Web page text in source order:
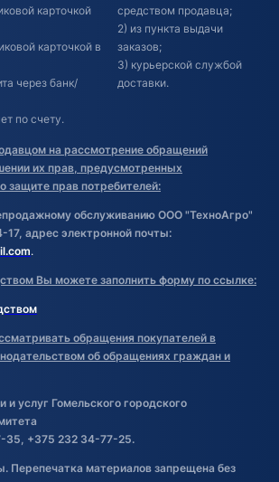
карточкой
карточкой в
через банк/
по счету.
средством продавца;
2) из пункта выдачи
заказов;
3) курьерской службой
доставки.
на рассмотрение обращений
их прав, предусмотренных
защите прав потребителей:
обслуживанию ООО "ТехноАгро"
адрес электронной почты:
.
Вы можете заполнить форму по ссылке:
обращения покупателей в
об обращениях граждан и
и услуг Гомельского городского
35, +375 232 34-77-25.
Перепечатка материалов запрещена без